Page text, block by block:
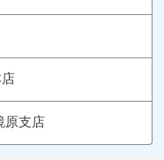
原支店